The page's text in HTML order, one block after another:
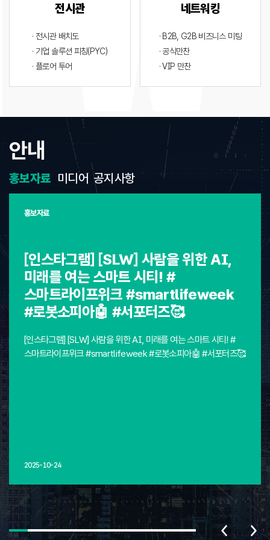
전시관
· 전시관 배치도
· 기업 솔루션 피칭(PYC)
· 플로어 투어
네트워킹
· B2B, G2B 비즈니스 미팅
· 공식만찬
· VIP 만찬
안내
홍보자료
홍보자료
[인스타그램] [SLW] 사람을 위한 AI,
미래를 여는 스마트 시티! #
스마트라이프위크 #smartlifeweek
#로봇소피아🤖 #서포터즈🥰
[인스타그램] [SLW] 사람을 위한 AI, 미래를 여는 스마트 시티! #
스마트라이프위크 #smartlifeweek #로봇소피아🤖 #서포터즈🥰
2025-10-24
미디어 공지사항